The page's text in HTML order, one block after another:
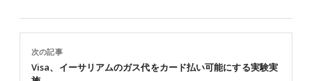
次の記事
Visa、イーサリアムのガス代をカード払い可能にする実験実